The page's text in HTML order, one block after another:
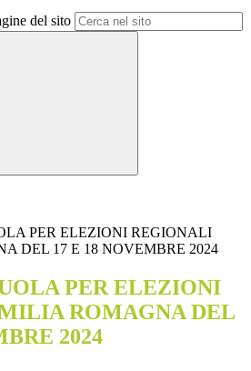
del sito
PER ELEZIONI REGIONALI
DEL 17 E 18 NOVEMBRE 2024
PER ELEZIONI
ROMAGNA DEL
2024